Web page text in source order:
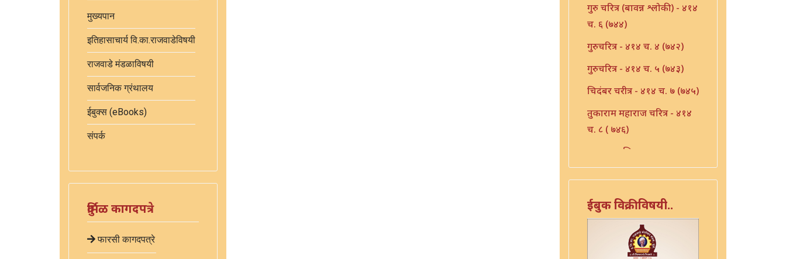
मुख्यपान
इतिहासाचार्य वि.का.राजवाडेविषयी
राजवाडे मंडळाविषयी
सार्वजनिक ग्रंथालय
ईबुक्स (eBooks)
संपर्क
दुर्मिळ कागदपत्रे
फारसी कागदपत्रे
गुरु चरित्र (बावन्न श्लोकी) - ४१४
च. ६ (७४४)
गुरुचरित्र - ४१४ च. ४ (७४२)
गुरुचरित्र - ४१४ च. ५ (७४३)
चिदंबर चरीत्र - ४१४ च. ७ (७४५)
तुकाराम महाराज चरित्र - ४१४
च. ८ ( ७४६)
दशावतार चित्र - ४१४ च. ९
(७४७)
च. १७ (७५५)
निरंजन चरित्र - ४१४ च. १०
ईबुक विक्रीविषयी..